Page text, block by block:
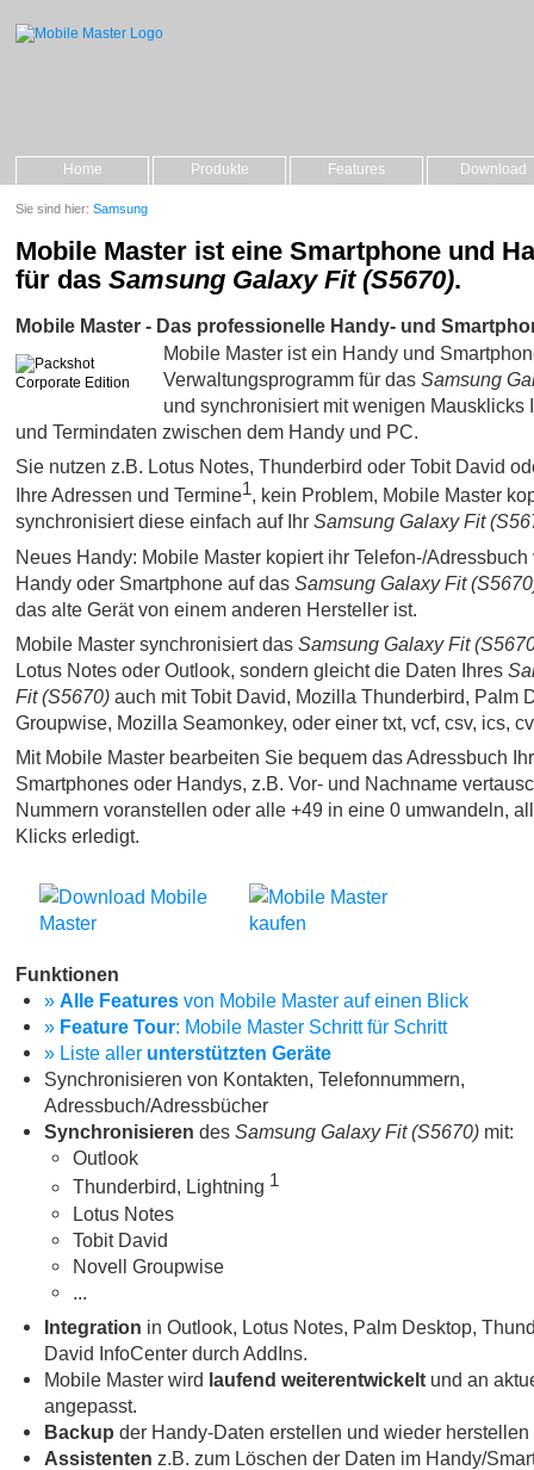
Home Produkte Features Download
Mobile Master ist eine Smartphone und
für das Samsung Galaxy Fit (S5670).
Mobile Master - Das professionelle Handy- und
Mobile Master ist ein Handy und
Verwaltungsprogramm für das Samsung
und synchronisiert mit wenigen Mausklicks
und Termindaten zwischen dem Handy und PC.
Sie nutzen z.B. Lotus Notes, Thunderbird oder Tobit David
Ihre Adressen und Termine1, kein Problem, Mobile Master
synchronisiert diese einfach auf Ihr Samsung Galaxy Fit
Neues Handy: Mobile Master kopiert ihr Telefon-/Adressbuch
Handy oder Smartphone auf das Samsung Galaxy Fit
das alte Gerät von einem anderen Hersteller ist.
Mobile Master synchronisiert das Samsung Galaxy Fit
Lotus Notes oder Outlook, sondern gleicht die Daten Ihres
Fit (S5670) auch mit Tobit David, Mozilla Thunderbird, Palm
Groupwise, Mozilla Seamonkey, oder einer txt, vcf, csv, ics,
Mit Mobile Master bearbeiten Sie bequem das Adressbuch
Smartphones oder Handys, z.B. Vor- und Nachname
Nummern voranstellen oder alle +49 in eine 0 umwandeln,
Klicks erledigt.
Funktionen
» Alle Features von Mobile Master auf einen Blick
» Feature Tour: Mobile Master Schritt für Schritt
» Liste aller unterstützten Geräte
Synchronisieren von Kontakten, Telefonnummern,
Adressbuch/Adressbücher
Synchronisieren des Samsung Galaxy Fit (S5670) mit:
Outlook
Thunderbird, Lightning 1
Lotus Notes
Tobit David
Novell Groupwise
...
Integration in Outlook, Lotus Notes, Palm Desktop,
David InfoCenter durch AddIns.
Mobile Master wird laufend weiterentwickelt und an
angepasst.
Backup der Handy-Daten erstellen und wieder herstellen
Assistenten z.B. zum Löschen der Daten im Handy/
Sie sind hier: Samsung